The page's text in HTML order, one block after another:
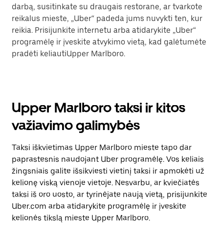
darbą, susitinkate su draugais restorane, ar tvarkote
reikalus mieste, „Uber“ padeda jums nuvykti ten, kur
reikia. Prisijunkite internetu arba atidarykite „Uber“
programėlę ir įveskite atvykimo vietą, kad galėtumėte
pradėti keliautiUpper Marlboro.
Upper Marlboro taksi ir kitos
važiavimo galimybės
Taksi iškvietimas Upper Marlboro mieste tapo dar
paprastesnis naudojant Uber programėlę. Vos keliais
žingsniais galite išsikviesti vietinį taksi ir apmokėti už
kelionę viską vienoje vietoje. Nesvarbu, ar kviečiatės
taksi iš oro uosto, ar tyrinėjate naują vietą, prisijunkite
Uber.com arba atidarykite programėlę ir įveskite
kelionės tikslą mieste Upper Marlboro.